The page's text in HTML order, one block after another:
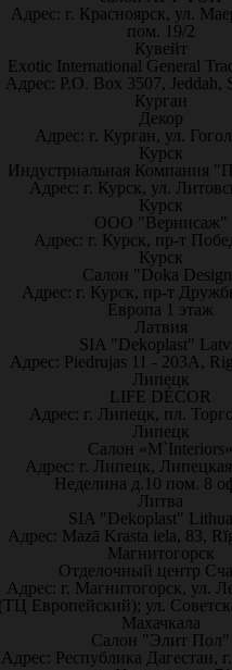
Адрес: г. Красноярск, ул.
пом. 19/2
Кувейт
Exotic International General
Адрес: P.O. Box 3507, Jeddah,
Курган
Декор
Адрес: г. Курган, ул.
Курск
Индустриальная
Адрес: г. Курск, ул.
Курск
ООО "Вернисаж"
Адрес: г. Курск, пр-т
Курск
Салон "Doka
Адрес: г. Курск, пр-т
Европа 1 этаж
Латвия
SIA "Dekoplast"
Адрес: Piedrujas 11 - 203A,
Липецк
LIFE DÉCOR
Адрес: г. Липецк, пл.
Липецк
Салон «M`Interiors»
Адрес: г. Липецк,
Неделина д.10 пом. 8
Литва
SIA "Dekoplast"
Адрес: Mazā Krasta iela, 83,
Магнитогорск
Отделочный центр
Адрес: г. Магнитогорск, ул.
Европейский); ул.
Махачкала
Салон "Элит Пол"
Адрес: Республика Дагестан,